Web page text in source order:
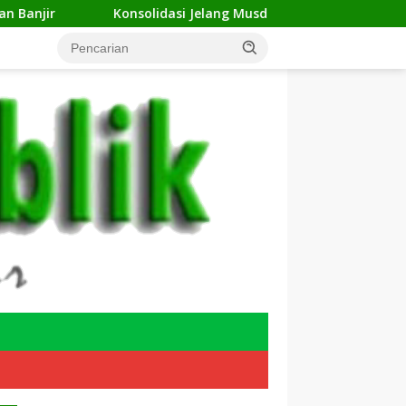
Konsolidasi Jelang Musda, 11 DPC ForKABI Depok Nyatakan